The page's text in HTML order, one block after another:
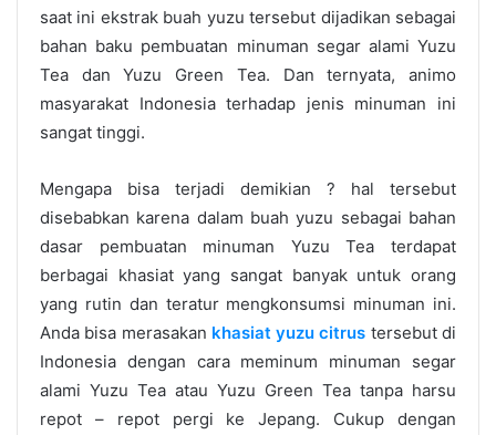
saat ini ekstrak buah yuzu tersebut dijadikan sebagai
bahan baku pembuatan minuman segar alami Yuzu
Tea dan Yuzu Green Tea. Dan ternyata, animo
masyarakat Indonesia terhadap jenis minuman ini
sangat tinggi.
Mengapa bisa terjadi demikian ? hal tersebut
disebabkan karena dalam buah yuzu sebagai bahan
dasar pembuatan minuman Yuzu Tea terdapat
berbagai khasiat yang sangat banyak untuk orang
yang rutin dan teratur mengkonsumsi minuman ini.
Anda bisa merasakan khasiat yuzu citrus tersebut di
Indonesia dengan cara meminum minuman segar
alami Yuzu Tea atau Yuzu Green Tea tanpa harsu
repot – repot pergi ke Jepang. Cukup dengan